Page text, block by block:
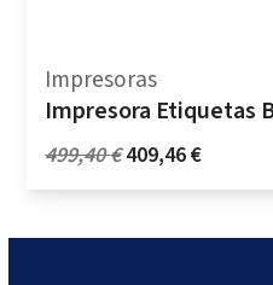
Impresoras
Impresora Etiquetas
499,40€Il
prezzo
409,46€Il
prezzo